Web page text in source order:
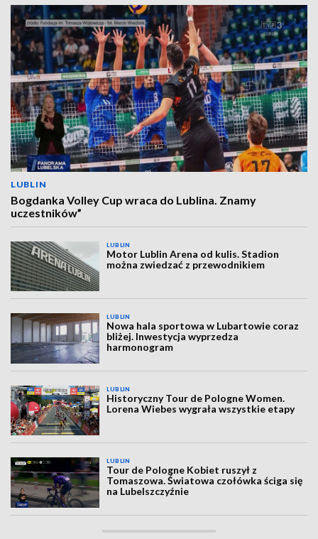
LUBLIN
Bogdanka Volley Cup wraca do Lublina. Znamy
uczestników”
LUBLIN
Motor Lublin Arena od kulis. Stadion
można zwiedzać z przewodnikiem
LUBLIN
Nowa hala sportowa w Lubartowie coraz
bliżej. Inwestycja wyprzedza
harmonogram
LUBLIN
Historyczny Tour de Pologne Women.
Lorena Wiebes wygrała wszystkie etapy
LUBLIN
Tour de Pologne Kobiet ruszył z
Tomaszowa. Światowa czołówka ściga się
na Lubelszczyźnie